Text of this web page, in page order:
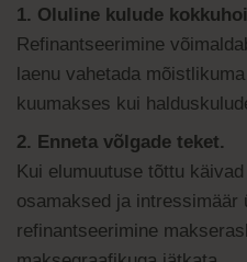
1. Oluline kulude
Refinantseerimine
laenu vahetada
kuumakses kui
2. Enneta võlgade teket.
Kui elumuutuse tõttu
osamaksed ja intressimäär
refinantseerimine